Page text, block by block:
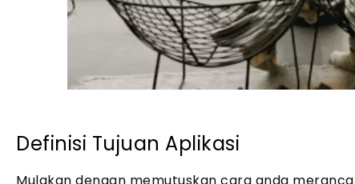
Definisi Tujuan Aplikasi